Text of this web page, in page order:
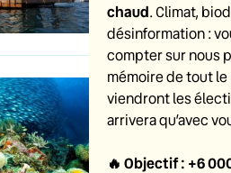
chaud. Climat,
désinformation :
compter sur nous
mémoire de tout
viendront les
arrivera qu’avec
🔥 Objectif : +6